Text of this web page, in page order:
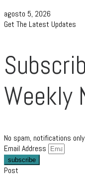
agosto 5, 2026
Get The Latest Updates
Weekly
No spam, notifications
Email Address
subscribe
Post